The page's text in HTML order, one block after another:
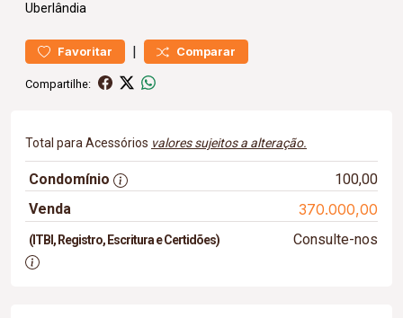
Uberlândia
Favoritar | Comparar
Compartilhe:
Total para Acessórios valores sujeitos a alteração.
Condomínio
100,00
Venda
370.000,00
(ITBI, Registro, Escritura e Certidões) Consulte-nos